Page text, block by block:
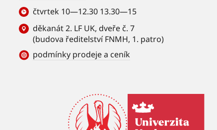
čtvrtek 10—12.30 13.30—15
děkanát 2. LF UK, dveře č. 7
(budova ředitelství FNMH, 1. patro)
podmínky prodeje a ceník